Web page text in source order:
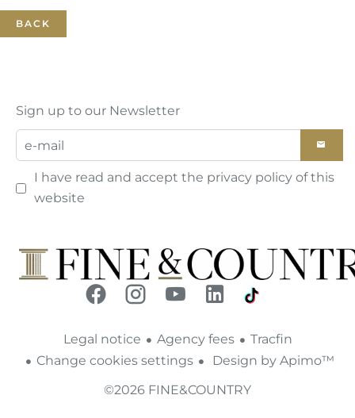
BACK
Sign up to our Newsletter
I have read and accept the privacy policy of this
website
Legal notice Agency fees
Tracfin
Change cookies settings
Design by Apimo™
©2026 FINE&COUNTRY